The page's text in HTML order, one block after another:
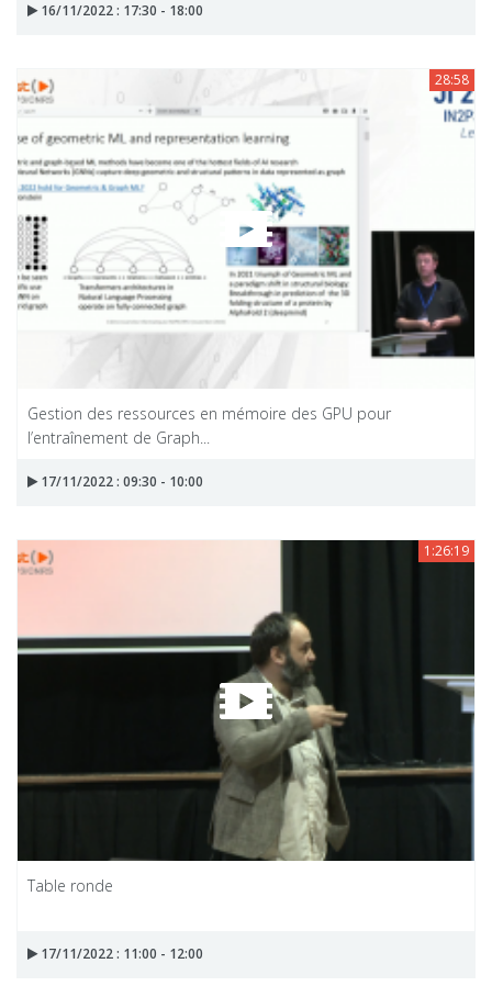
16/11/2022 : 17:30 - 18:00
28:58
Gestion des ressources en mémoire des GPU pour
l’entraînement de Graph...
17/11/2022 : 09:30 - 10:00
1:26:19
Table ronde
17/11/2022 : 11:00 - 12:00